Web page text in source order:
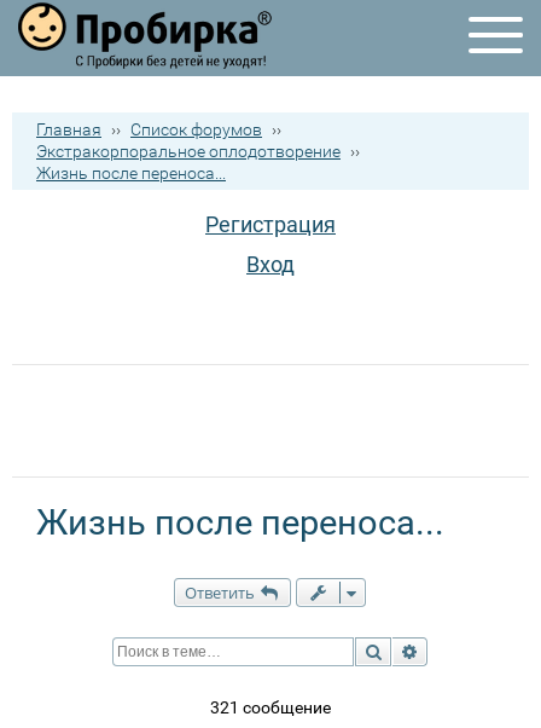
Главная ›› Список форумов
››
Экстракорпоральное оплодотворение ››
Жизнь после переноса...
Регистрация
Вход
Жизнь после переноса...
Ответить
Поиск
321 сообщение